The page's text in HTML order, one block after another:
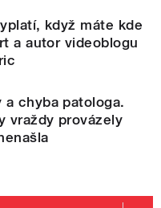
když máte kde
a autor videoblogu
chyba patologa.
vraždy provázely